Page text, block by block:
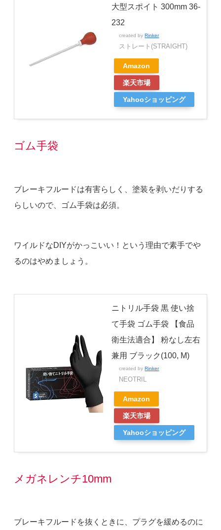
大型スポイト 300mm 36-
232
created byRinker
ストレート(STRAIGHT)
Amazon
楽天市場
Yahooショッピング
ゴム手袋
ブレーキフルードは有害らしく、塗装を剥いだりする
らしいので、ゴム手袋は必須。
ワイルドなDIYがかっこいい！という理由で素手でや
るのはやめましょう。
ニトリル手袋 黒 使い捨
て手袋 ゴム手袋 【食品
衛生法適合】 粉なし左右
兼用 ブラック(100, M)
created byRinker
NEOTRIL
Amazon
楽天市場
Yahooショッピング
メガネレンチ10mm
ブレーキフルードを抜くときに、プラグを緩めるのに